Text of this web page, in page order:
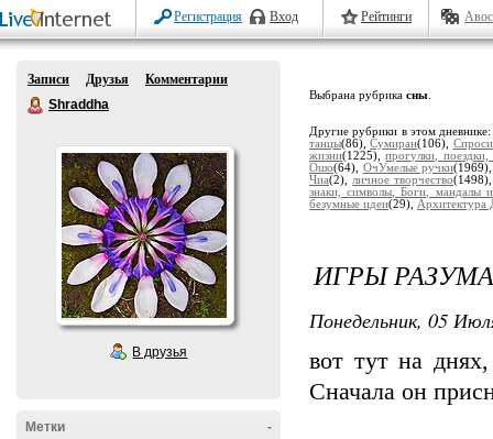
Регистрация Вход Рейтинги
Записи Друзья
Комментарии
Shraddha
В друзья
-
Метки
Выбрана рубрика сны
Другие рубрики в этом
танцы(86),Сумиран(106),
жизни(1225),прогулки,
Ошо(64), ОчУмелые ручки
Чиа(2), личное творчество
знаки, символы, Боги, мандалы
безумные идеи(29), Архитектура
ИГРЫ РАЗУМА
Понедельник, 05
вот тут на
Сначала он